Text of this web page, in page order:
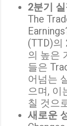
2분기
The
(TTD)의
의 높은
들은
어넘는
으며, 이
칠 것으
새로운